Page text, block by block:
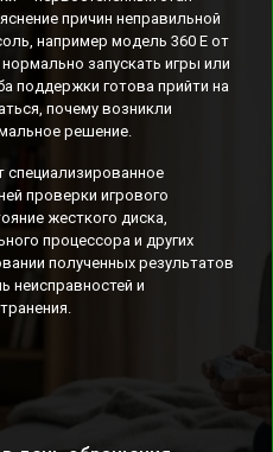
причин неправильной
например модель 360 E от
запускать игры или
поддержки готова прийти на
почему возникли
решение.
проверки игрового
жесткого диска,
процессора и других
полученных результатов
неисправностей и